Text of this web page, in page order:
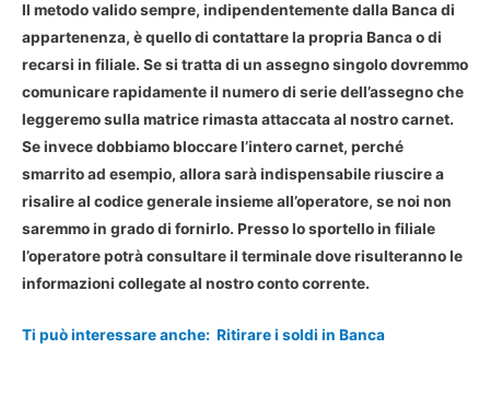
Il metodo valido sempre, indipendentemente dalla Banca di
appartenenza, è quello di contattare la propria Bancao di
recarsi in filiale. Se si tratta di un assegno singolo dovremmo
comunicare rapidamente il numero di serie dell’assegno che
leggeremo sulla matrice rimasta attaccata al nostro carnet.
Se invecedobbiamo bloccare l’intero carnet, perché
smarrito ad esempio, allora sarà indispensabile riuscire a
risalire al codice generale insieme all’operatore, se noi non
saremmo in grado di fornirlo. Presso lo sportello in filiale
l’operatore potrà consultare il terminale dove risulteranno le
informazioni collegate al nostro conto corrente.
Ti può interessare anche: Ritirare i soldi in Banca